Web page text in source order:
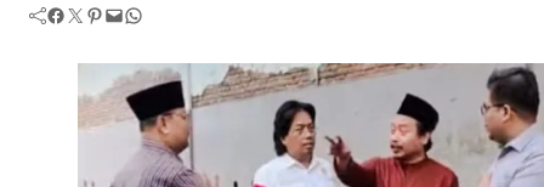
Facebook Twitter Pinterest Mail WhatsApp